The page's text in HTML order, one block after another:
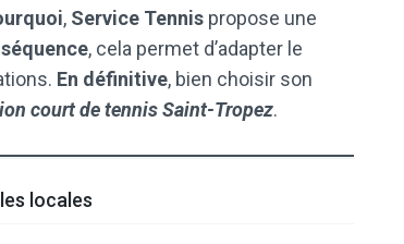
, Service Tennis propose une
, cela permet d’adapter le
En définitive, bien choisir son
court de tennis Saint-Tropez.
locales